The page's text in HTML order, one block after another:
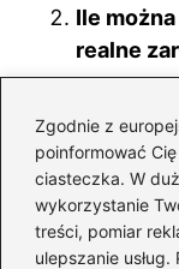
Zgodnie z
poinformować
ciasteczka. W
wykorzystanie
treści, pomiar
ulepszanie
o
o
k
Ile
realne
Jak
Oto, co